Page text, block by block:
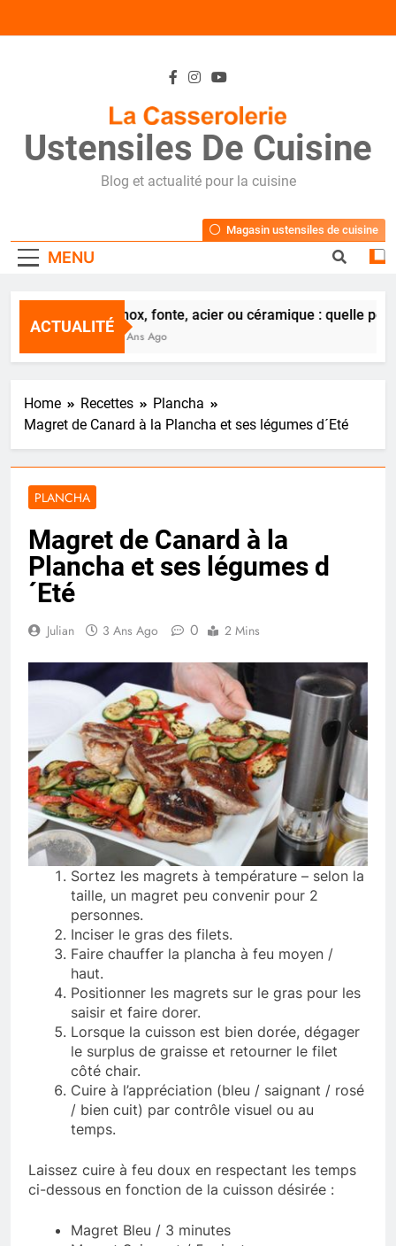
Ustensiles De Cuisine
Blog et actualité pour la cuisine
MENU
Magasin ustensiles de cuisine
ACTUALITÉ
Inox, fonte, acier ou céramique : quelle
2 Ans Ago
Home Recettes
Plancha
Magret de Canard à la Plancha et ses légumes d´Eté
PLANCHA
Magret de Canard à la
Plancha et ses légumes d
´Eté
Julian 3 Ans Ago 0 2 Mins
Sortez les magrets à température – selon la
taille, un magret peu convenir pour 2
personnes.
Inciser le gras des filets.
Faire chauffer la plancha à feu moyen /
haut.
Positionner les magrets sur le gras pour les
saisir et faire dorer.
Lorsque la cuisson est bien dorée, dégager
le surplus de graisse et retourner le filet
côté chair.
Cuire à l’appréciation (bleu / saignant / rosé
/ bien cuit) par contrôle visuel ou au
temps.
Laissez cuire à feu doux en respectant les temps
ci-dessous en fonction de la cuisson désirée :
Magret Bleu / 3 minutes